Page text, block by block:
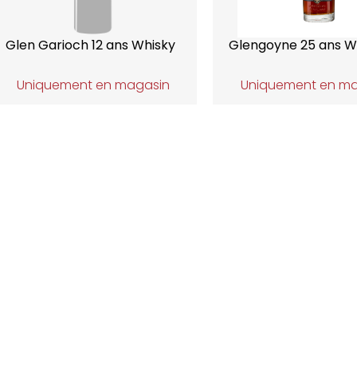
Glen Garioch 12 ans Whisky
Uniquement en magasin
Glengoyne 25 ans
Uniquement en